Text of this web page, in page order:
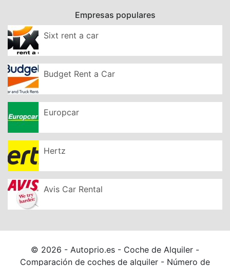
Empresas populares
Sixt rent a car
Budget Rent a Car
Europcar
Hertz
Avis Car Rental
© 2026 - Autoprio.es - Coche de Alquiler -
Comparación de coches de alquiler - Número de